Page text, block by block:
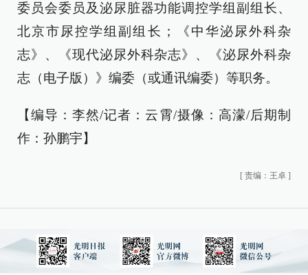
委员会委员及泌尿脏器功能调控学组副组长、
北京市尿控学组副组长；《中华泌尿外科杂
志》、《现代泌尿外科杂志》、《泌尿外科杂
志（电子版）》编委（或通讯编委）等职务。
【编导：李然/记者：云霄/摄像：高濛/后期制
作：孙鹏宇】
[ 责编：王卓 ]